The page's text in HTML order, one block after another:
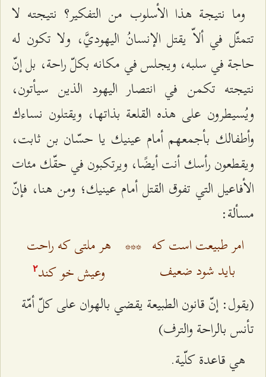
وما نتيجة هذا الأسلوب من التفكير؟ نتيجته لا
تتمثّل في ألاّ يقتل الإنسانُ اليهوديَّ، ولا تكون له
حاجة في سلبه، ويجلس في مكانه بكلّ راحة، بل إنّ
نتيجته تكمن في انتصار اليهود الذين سيأتون،
ويُسيطرون على هذه القلعة بذاتها، ويقتلون نساءك
وأطفالك بأجمعهم أمام عينيك يا حسّان بن ثابت،
ويقطعون رأسك أنت أيضًا، ويرتكبون في حقّك مئات
الأفاعيل التي تفوق القتل أمام عينيك؛ ومن هنا، فإنّ
مسألة:
امر طبيعت‌ است كه
بايد شود ضعيف
*** هر ملتى كه راحت
وعيش خو كند٢
(يقول: إنّ قانون الطبيعة يقضي بالهوان على كلّ أمّة
تأنس بالراحة والترف)
هي قاعدة كلّية.